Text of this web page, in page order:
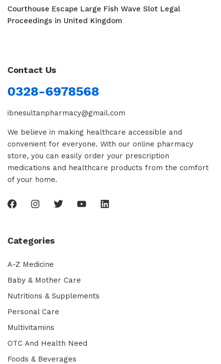
Courthouse Escape Large Fish Wave Slot Legal
Proceedings in United Kingdom
Contact Us
0328-6978568
ibnesultanpharmacy@gmail.com
We believe in making healthcare accessible and
convenient for everyone. With our online pharmacy
store, you can easily order your prescription
medications and healthcare products from the comfort
of your home.
Categories
A-Z Medicine
Baby & Mother Care
Nutritions & Supplements
Personal Care
Multivitamins
OTC And Health Need
Foods & Beverages